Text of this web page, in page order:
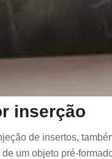
inserção
de insertos,
um objeto pré-